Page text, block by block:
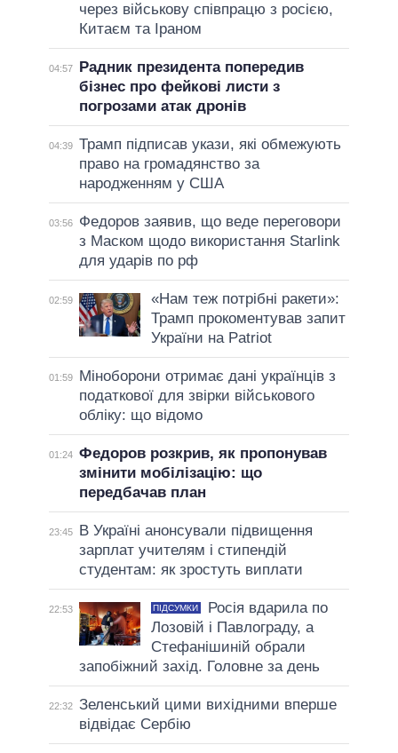
через військову співпрацю з росією,
Китаєм та Іраном
04:57
Радник президента попередив
бізнес про фейкові листи з
погрозами атак дронів
04:39 Трамп підписав укази, які обмежують
право на громадянство за
народженням у США
03:56
Федоров заявив, що веде переговори
з Маском щодо використання Starlink
для ударів по рф
02:59
«Нам теж потрібні ракети»:
Трамп прокоментував запит
України на Patriot
01:59
Міноборони отримає дані українців з
податкової для звірки військового
обліку: що відомо
01:24 Федоров розкрив, як пропонував
змінити мобілізацію: що
передбачав план
23:45
В Україні анонсували підвищення
зарплат учителям і стипендій
студентам: як зростуть виплати
22:53 ПІДСУМКИ
Росія вдарила по
Лозовій і Павлограду, а
Стефанішиній обрали
запобіжний захід. Головне за день
22:32 Зеленський цими вихідними вперше
відвідає Сербію